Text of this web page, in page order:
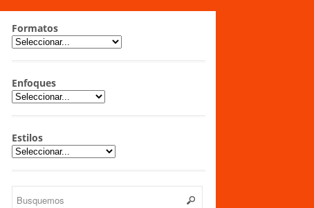
Formatos
Enfoques
Estilos